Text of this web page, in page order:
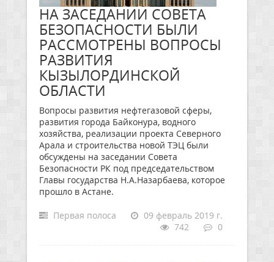
НА ЗАСЕДАНИИ СОВЕТА
БЕЗОПАСНОСТИ БЫЛИ
РАССМОТРЕНЫ ВОПРОСЫ
РАЗВИТИЯ
КЫЗЫЛОРДИНСКОЙ
ОБЛАСТИ
Вопросы развития нефтегазовой сферы,
развития города Байконура, водного
хозяйства, реализации проекта Северного
Арала и строительства новой ТЭЦ были
обсуждены на заседании Совета
Безопасности РК под председательством
Главы государства Н.А.Назарбаева, которое
прошло в Астане.
Первая полоса
09 февраль 2019 г.
742
0